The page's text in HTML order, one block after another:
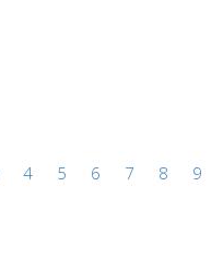
4 5 6 7 8 9